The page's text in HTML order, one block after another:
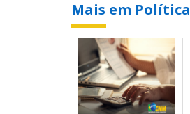
Mais em Política